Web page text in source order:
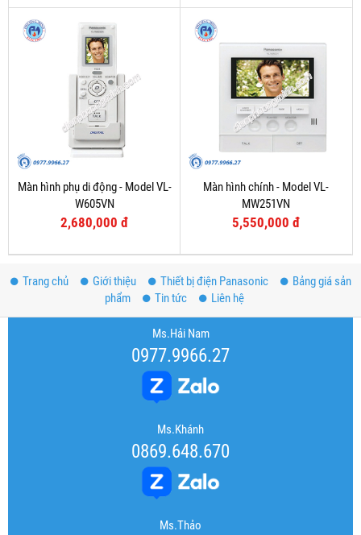
Màn hình phụ di động - Model VL-
W605VN
2,680,000 đ
Màn hình chính - Model VL-
MW251VN
5,550,000 đ
Trang chủ Giới thiệu Thiết bị điện Panasonic
Bảng giá sản
phẩm
Tin tức Liên hệ
Ms.Hải Nam
0977.9966.27
Ms.Khánh
0869.648.670
Ms.Thảo